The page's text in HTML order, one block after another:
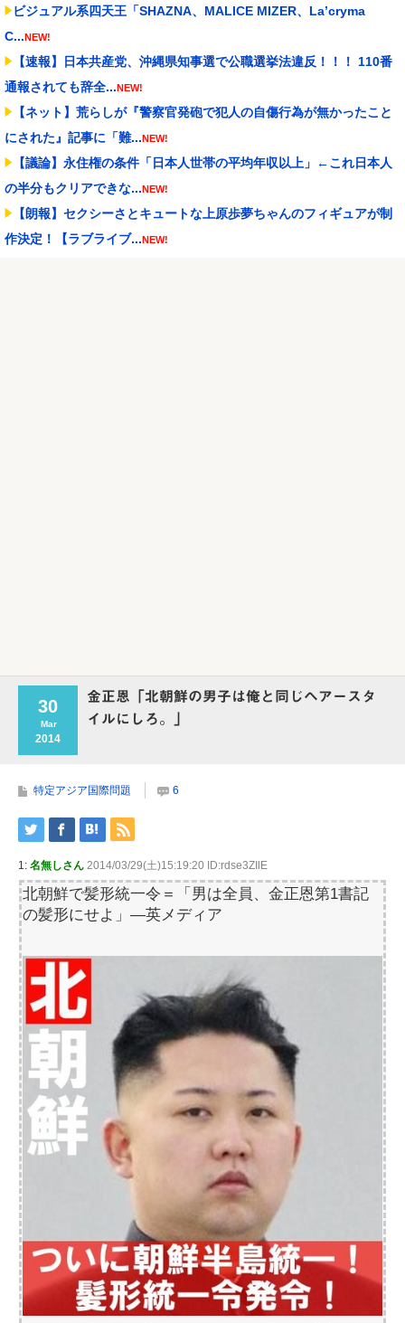
ビジュアル系四天王「SHAZNA、MALICE MIZER、La’cryma
C...NEW!
【速報】日本共産党、沖縄県知事選で公職選挙法違反！！！ 110番
通報されても辞全...NEW!
【ネット】荒らしが『警察官発砲で犯人の自傷行為が無かったこと
にされた』記事に「難...NEW!
【議論】永住権の条件「日本人世帯の平均年収以上」←これ日本人
の半分もクリアできな...NEW!
【朗報】セクシーさとキュートな上原歩夢ちゃんのフィギュアが制
作決定！【ラブライブ...NEW!
30
Mar
2014
金正恩「北朝鮮の男子は俺と同じヘアースタ
イルにしろ。」
特定アジア国際問題 6
1: 名無しさん 2014/03/29(土)15:19:20 ID:rdse3ZIlE
北朝鮮で髪形統一令＝「男は全員、金正恩第1書記
の髪形にせよ」―英メディア